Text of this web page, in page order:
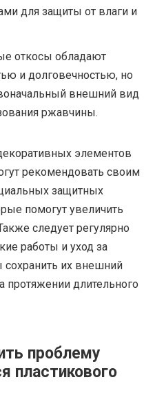
для защиты от влаги и
откосы обладают
и долговечностью, но
внешний вид
ржавчины.
элементов
рекомендовать своим
защитных
помогут увеличить
следует регулярно
работы и уход за
их внешний
протяжении длительного
проблему
пластикового